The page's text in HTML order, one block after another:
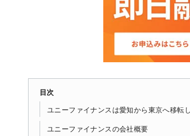
目次
ユニーファイナンスは愛知から東京へ移転
ユニーファイナンスの会社概要